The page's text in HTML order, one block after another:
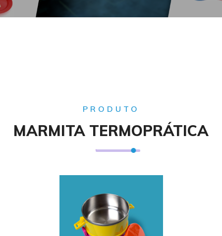
PRODUTO
MARMITA TERMOPRÁTICA